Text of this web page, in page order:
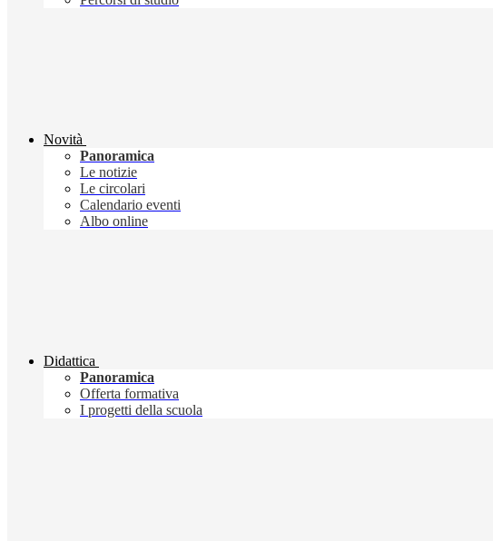
Novità
Panoramica
Le notizie
Le circolari
Calendario eventi
Albo online
Didattica
Panoramica
Offerta formativa
I progetti della scuola